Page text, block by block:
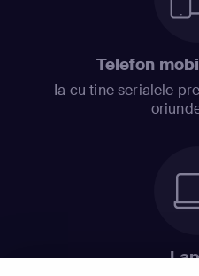
Telefon
Ia cu tine serialele